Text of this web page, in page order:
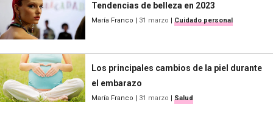
Tendencias de belleza en 2023
María Franco 31 marzo Cuidado personal
Los principales cambios de la piel durante
el embarazo
María Franco | 31 marzo | Salud